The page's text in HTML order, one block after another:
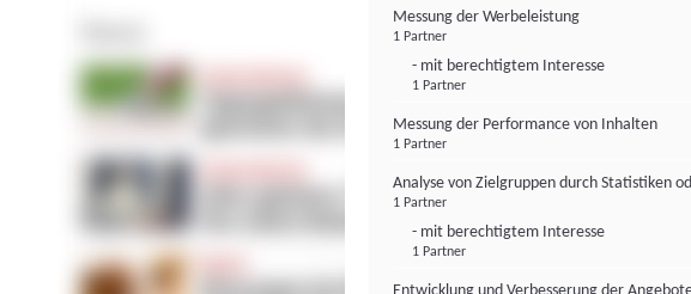
Messung der Werbeleistung
1 Partner
- mit berechtigtem Interesse
1 Partner
Messung der Performance von Inhalten
1 Partner
Analyse von Zielgruppen durch Statistiken
1 Partner
- mit berechtigtem Interesse
1 Partner
Entwicklung und Verbesserung der